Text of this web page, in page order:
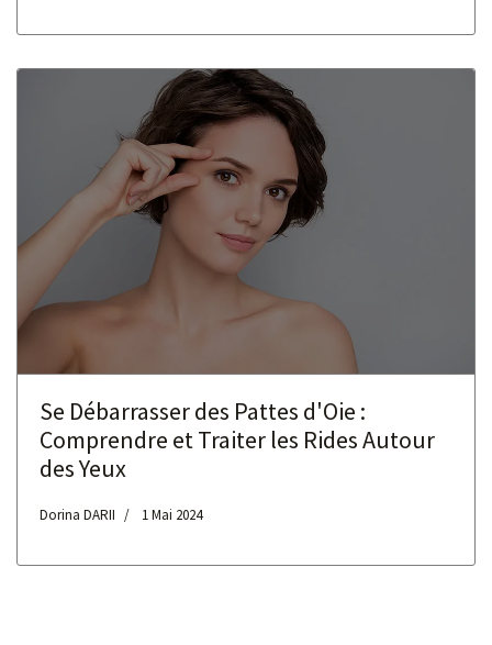
Se Débarrasser des Pattes d'Oie :
Comprendre et Traiter les Rides Autour
des Yeux
Dorina DARII 1 Mai 2024